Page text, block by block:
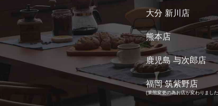
大分 新川店
熊本店
鹿児島 与次郎店
福岡 筑紫野店
(業態変更の為お店が変わりまし